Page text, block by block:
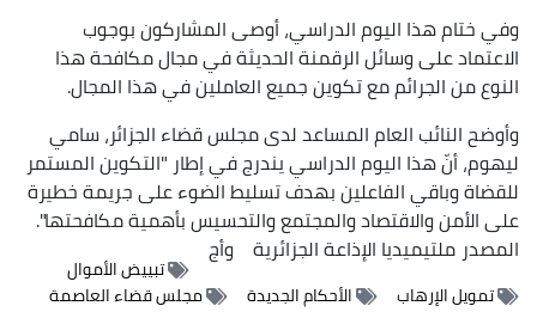
وفي ختام هذا اليوم الدراسي، أوصى المشاركون بوجوب
الاعتماد على وسائل الرقمنة الحديثة في مجال مكافحة هذا
النوع من الجرائم مع تكوين جميع العاملين في هذا المجال.
وأوضح النائب العام المساعد لدى مجلس قضاء الجزائر، سامي
ليهوم، أنّ هذا اليوم الدراسي يندرج في إطار "التكوين المستمر
للقضاة وباقي الفاعلين بهدف تسليط الضوء على جريمة خطيرة
على الأمن والاقتصاد والمجتمع والتحسيس بأهمية مكافحتها".
المصدرملتيميديا الإذاعة الجزائرية وأج
تبييض الأموال
تمويل الإرهاب
الأحكام الجديدة مجلس قضاء العاصمة